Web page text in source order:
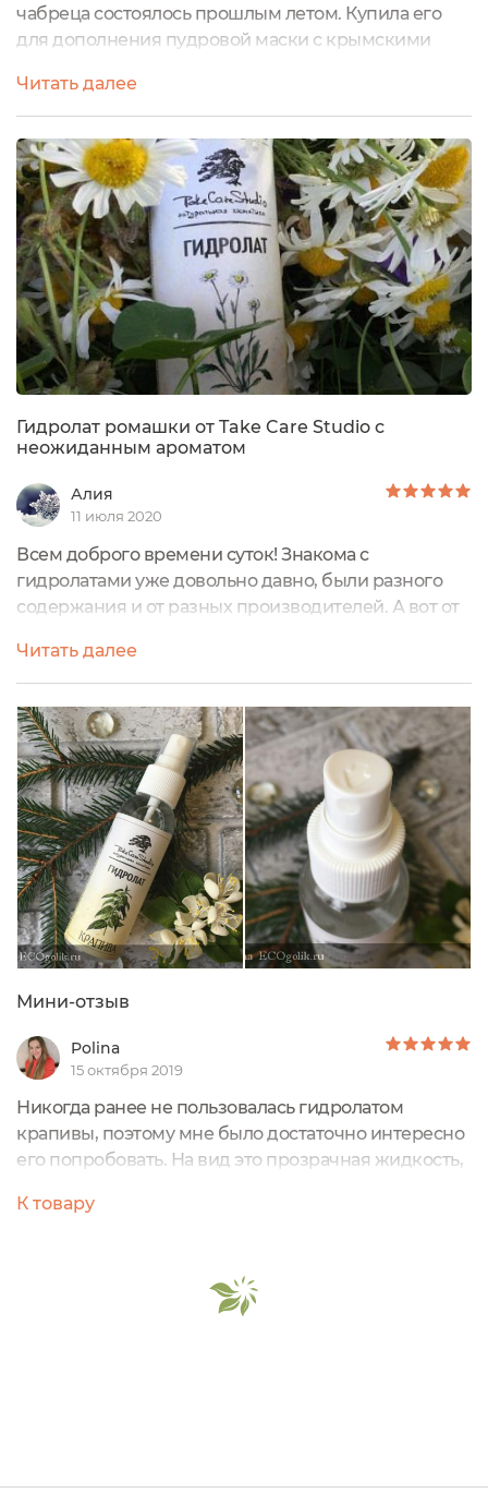
чабреца состоялось прошлым летом. Купила его
для дополнения пудровой маски с крымскими
пригодился не раз, и не только в тандеме с данной
маской. Благодаря приглашению бренда Take Care
Studio решила продолжить традицию и взяла на
тестирование гидролат чабреца от этой марки.
Продукт находится в прозрачном пластиковом...
Читать далее
Гидролат ромашки от Take Care Studio с
неожиданным ароматом
Алия
11 июля 2020
Всем доброго времени суток! Знакома с
гидролатами уже довольно давно, были разного
содержания и от разных производителей. А вот от
"Приглашения бренда" выбрала для себя
душистую воду из прекрасных цветов - гидролат
ромашки, которого использовали всей семьёй.
Упаковка представляет собой бутылочку из
прозрачного пластика. Конечно, не самая
подходящая тара...
Читать далее
Мини-отзыв
Polina
15 октября 2019
Никогда ранее не пользовалась гидролатом
крапивы, поэтому мне было достаточно интересно
его попробовать. На вид это прозрачная жидкость,
сначала я подумала, что запах совсем отсутствует,
и не доставляет никакого дискомфорта.
Использовать его можно как и на лицо, так и на
К товару